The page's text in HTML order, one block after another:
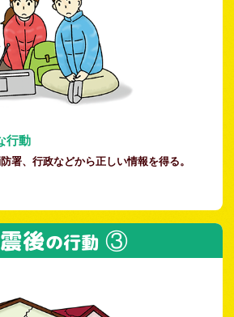
行動
署、行政などから正しい情報を得る。
後の行動 ③